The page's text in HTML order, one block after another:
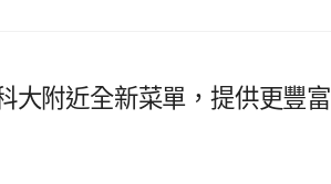
大附近全新菜單，提供更豐富